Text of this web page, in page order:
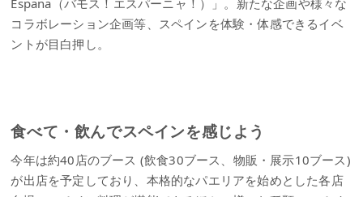
コラボレーション企画等、スペインを体験・体感できるイベ
ントが目白押し。
食べて・飲んでスペインを感じよう
今年は約40店のブース (飲食30ブース、物販・展示10ブース)
が出店を予定しており、本格的なパエリアを始めとした各店